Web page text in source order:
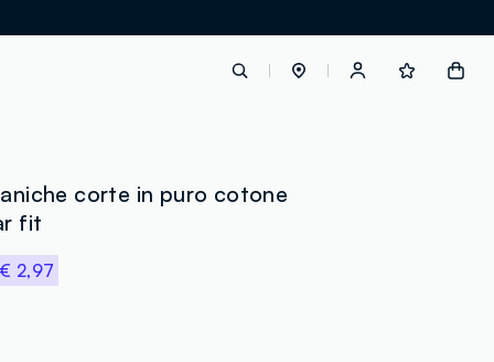
corte in puro cotone
fit
€ 2,97